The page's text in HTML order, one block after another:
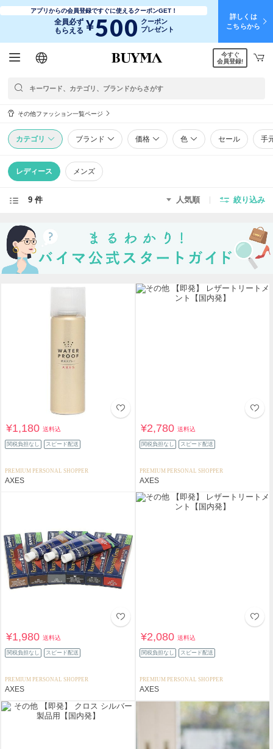
アプリからの会員登録ですぐに使えるクーポンGET！
全員必ず
もらえる ¥500 クーポン
プレゼント
詳しくは
こちらから
日本語
English
简体中文
繁體中文
今すぐ
会員登録!
その他ファッション一覧ページ
カテゴリ ブランド 価格 色 セール 手
レディース メンズ
9 件 人気順 絞り込み
¥1,180送料込
関税負担なし スピード配送
PREMIUM PERSONAL SHOPPER
AXES
¥2,780送料込
関税負担なし スピード配送
PREMIUM PERSONAL SHOPPER
AXES
¥1,980送料込
関税負担なし スピード配送
PREMIUM PERSONAL SHOPPER
AXES
¥2,080送料込
関税負担なし スピード配送
PREMIUM PERSONAL SHOPPER
AXES